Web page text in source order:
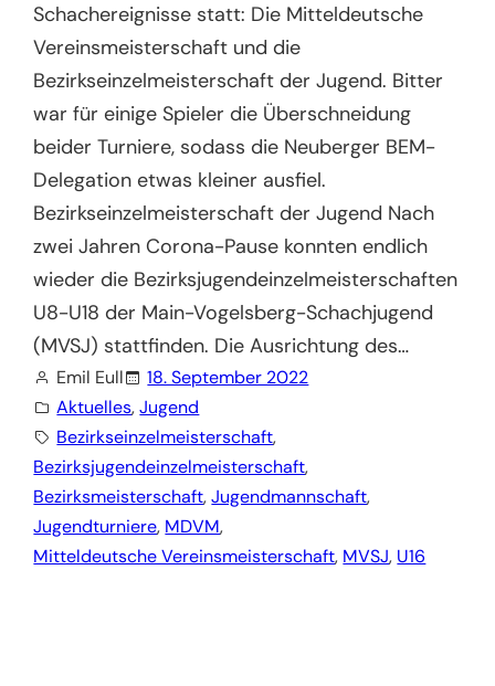
Schachereignisse statt: Die Mitteldeutsche
Vereinsmeisterschaft und die
Bezirkseinzelmeisterschaft der Jugend. Bitter
war für einige Spieler die Überschneidung
beider Turniere, sodass die Neuberger BEM-
Delegation etwas kleiner ausfiel.
Bezirkseinzelmeisterschaft der Jugend Nach
zwei Jahren Corona-Pause konnten endlich
wieder die Bezirksjugendeinzelmeisterschaften
U8-U18 der Main-Vogelsberg-Schachjugend
(MVSJ) stattfinden. Die Ausrichtung des…
Emil Eull
18. September 2022
Aktuelles, Jugend
Bezirkseinzelmeisterschaft,
Bezirksjugendeinzelmeisterschaft,
Bezirksmeisterschaft, Jugendmannschaft,
Jugendturniere, MDVM,
Mitteldeutsche Vereinsmeisterschaft, MVSJ, U16